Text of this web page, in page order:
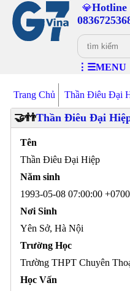
💎Hotline
⋮☰MENU
Trang Chủ Thần Điêu Đại
🤝👬Thần Điêu Đại
Tên
Thần Điêu Đại Hiệp
Năm sinh
1993-05-08 07:00:00
Nơi Sinh
Yên Sở, Hà Nội
Trường Học
Trường THPT Chuyên
Học Vấn